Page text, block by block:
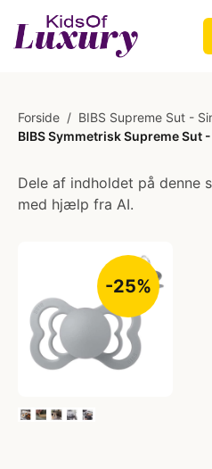
Forside / BIBS Supreme Sut -
BIBS Symmetrisk Supreme Sut
Dele af indholdet på denne
med hjælp fra AI.
-25%